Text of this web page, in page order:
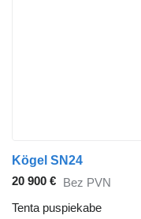
Kögel SN24
20 900 € Bez PVN
Tenta puspiekabe